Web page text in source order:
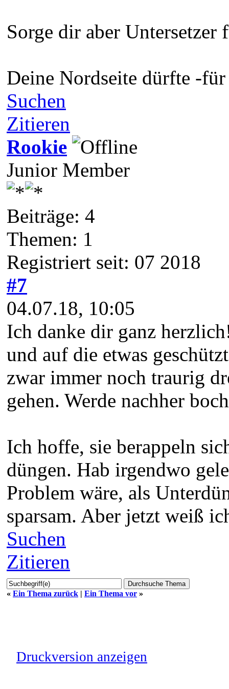
Sorge dir aber Untersetzer
Deine Nordseite dürfte -
Suchen
Zitieren
Rookie
Junior Member
Beiträge: 4
Themen: 1
Registriert seit: 07 2018
#7
04.07.18, 10:05
Ich danke dir ganz
und auf die etwas
zwar immer noch traurig
gehen. Werde nachher
Ich hoffe, sie berappeln
düngen. Hab irgendwo
Problem wäre, als
sparsam. Aber jetzt weiß
Suchen
Zitieren
« Ein Thema zurück | Ein Thema vor »
Druckversion anzeigen